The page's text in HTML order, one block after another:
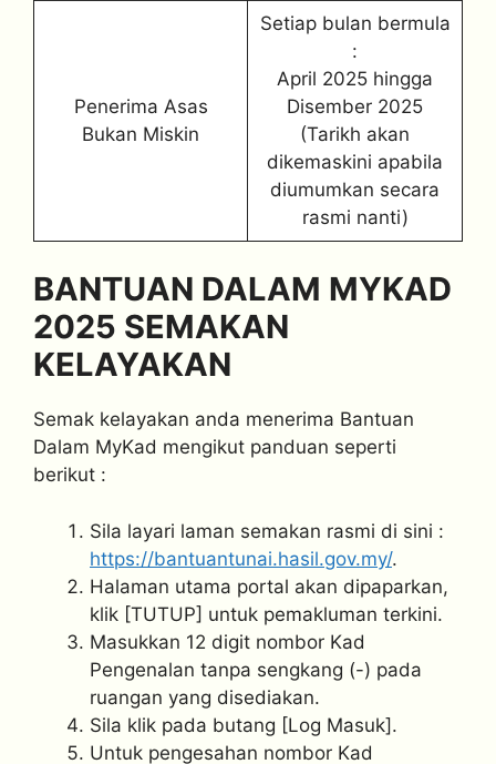
Penerima Asas
Bukan Miskin
Setiap bulan bermula
:
April 2025 hingga
Disember 2025
(Tarikh akan
dikemaskini apabila
diumumkan secara
rasmi nanti)
BANTUAN DALAM MYKAD
2025 SEMAKAN
KELAYAKAN
Semak kelayakan anda menerima Bantuan
Dalam MyKad mengikut panduan seperti
berikut :
Sila layari laman semakan rasmi di sini :
https://bantuantunai.hasil.gov.my/.
Halaman utama portal akan dipaparkan,
klik [TUTUP] untuk pemakluman terkini.
Masukkan 12 digit nombor Kad
Pengenalan tanpa sengkang (-) pada
ruangan yang disediakan.
Sila klik pada butang [Log Masuk].
Untuk pengesahan nombor Kad